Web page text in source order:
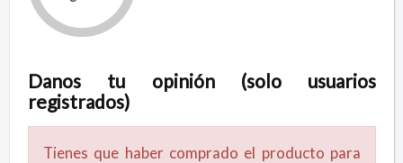
Danos tu opinión (solo usuarios
registrados)
Tienes que haber comprado el producto para